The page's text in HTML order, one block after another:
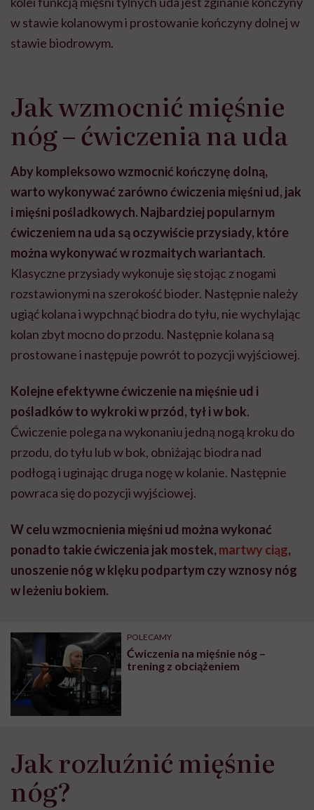
w stawie kolanowym i prostowanie kończyny dolnej w
stawie biodrowym.
Jak wzmocnić mięśnie
nóg – ćwiczenia na uda
Aby kompleksowo wzmocnić kończynę dolną,
warto wykonywać zarówno ćwiczenia mięśni ud, jak
i mięśni pośladkowych. Najbardziej popularnym
ćwiczeniem na uda są oczywiście przysiady, które
można wykonywać w rozmaitych wariantach.
Klasyczne przysiady wykonuje się stojąc z nogami
rozstawionymi na szerokość bioder. Następnie należy
ugiąć kolana i wypchnąć biodra do tyłu, nie wychylając
kolan zbyt mocno do przodu. Następnie kolana są
prostowane i następuje powrót to pozycji wyjściowej.
Kolejne efektywne ćwiczenie na mięśnie ud i
pośladków to wykroki w przód, tył i w bok.
Ćwiczenie polega na wykonaniu jedną nogą kroku do
przodu, do tyłu lub w bok, obniżając biodra nad
podłogą i uginając druga nogę w kolanie. Następnie
powraca się do pozycji wyjściowej.
W celu wzmocnienia mięśni ud można wykonać
ponadto takie ćwiczenia jak mostek, martwy ciąg,
unoszenie nóg w klęku podpartym czy wznosy nóg
w leżeniu bokiem.
POLECAMY
Ćwiczenia na mięśnie nóg –
trening z obciążeniem
Jak rozluźnić mięśnie
nóg?